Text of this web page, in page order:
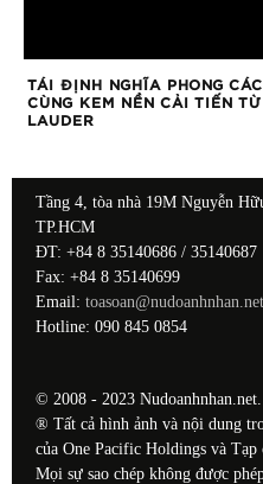
TÁI ĐỊNH NGHĨA PHONG
CÙNG KEM NỀN CẢI TIẾN TỪ
LAUDER
Tầng 4, tòa nhà 19M Nguyễn
TP.HCM
ĐT: +84 8 35140686 / 35140687
Fax: +84 8 35140699
Email: toasoan@nudoanhnhan.net
Hotline: 090 845 0854
© 2008 - 2023
® Tất cả hình ảnh và nội dung
của One Pacific Holdings và Tạp
Mọi sự sao chép không được